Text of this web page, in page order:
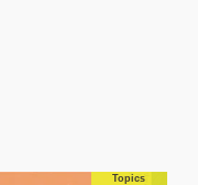
Topics